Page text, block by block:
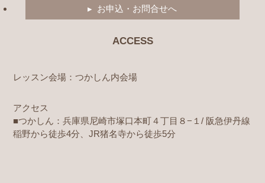
▸ お申込・お問合せへ
ACCESS
レッスン会場：つかしん内会場
アクセス
■つかしん：兵庫県尼崎市塚口本町４丁目８−１/ 阪急伊丹線
稲野から徒歩4分、JR猪名寺から徒歩5分